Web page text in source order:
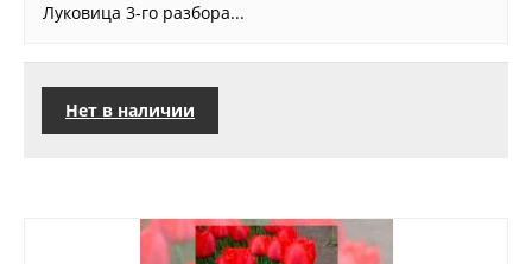
Луковица 3-го разбора...
Нет в наличии